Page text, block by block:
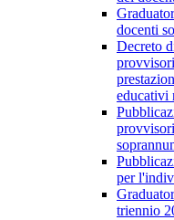
docenti
Decreto
educativi
per
triennio